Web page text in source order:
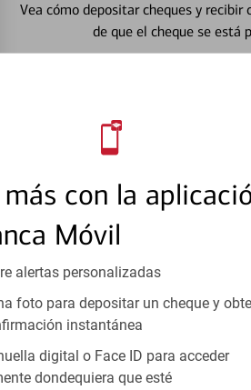
con la
Móvil
alertas personalizadas
foto para depositar un cheque y
instantánea
digital o Face ID para acceder
dondequiera que esté
Vea cómo depositar cheques y
de que el cheque se está
Obtener más